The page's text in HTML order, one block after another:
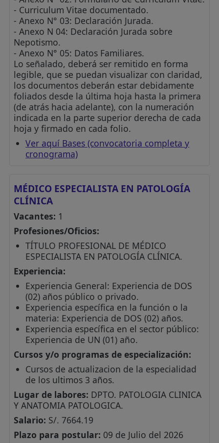
- Curriculum Vitae documentado.
- Anexo N° 03: Declaración Jurada.
- Anexo N 04: Declaración Jurada sobre
Nepotismo.
- Anexo N° 05: Datos Familiares.
Lo señalado, deberá ser remitido en forma
legible, que se puedan visualizar con claridad,
los documentos deberán estar debidamente
foliados desde la última hoja hasta la primera
(de atrás hacia adelante), con la numeración
indicada en la parte superior derecha de cada
hoja y firmado en cada folio.
Ver aquí Bases (convocatoria completa y
cronograma)
MÉDICO ESPECIALISTA EN PATOLOGÍA
CLÍNICA
Vacantes: 1
Profesiones/Oficios:
TÍTULO PROFESIONAL DE MÉDICO
ESPECIALISTA EN PATOLOGÍA CLÍNICA.
Experiencia:
Experiencia General: Experiencia de DOS
(02) años público o privado.
Experiencia específica en la función o la
materia: Experiencia de DOS (02) años.
Experiencia específica en el sector público:
Experiencia de UN (01) año.
Cursos y/o programas de especialización:
Cursos de actualizacion de la especialidad
de los ultimos 3 años.
Lugar de labores: DPTO. PATOLOGIA CLINICA
Y ANATOMIA PATOLOGICA.
Salario: S/. 7664.19
Plazo para postular: 09 de Julio del 2026